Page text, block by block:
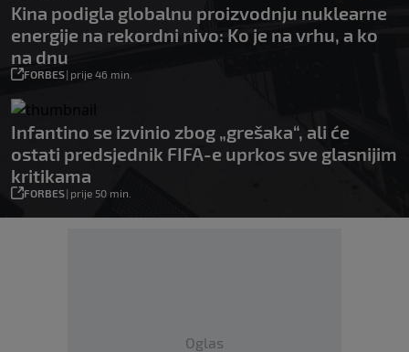
Kina podigla globalnu proizvodnju nuklearne
energije na rekordni nivo: Ko je na vrhu, a ko
na dnu
FORBES| prije 46 min.
Infantino se izvinio zbog „grešaka“, ali će
ostati predsjednik FIFA-e uprkos sve glasnijim
kritikama
FORBES| prije 50 min.
Oglas